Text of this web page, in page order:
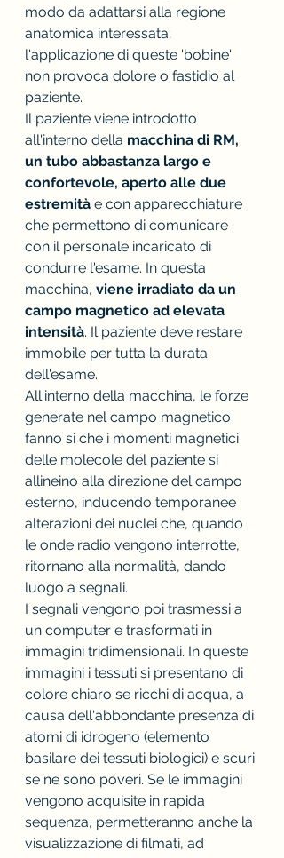
modo da adattarsi alla regione
anatomica interessata;
l'applicazione di queste 'bobine'
non provoca dolore o fastidio al
paziente.
Il paziente viene introdotto
all'interno della macchina di RM,
un tubo abbastanza largo e
confortevole, aperto alle due
estremità e con apparecchiature
che permettono di comunicare
con il personale incaricato di
condurre l'esame. In questa
macchina, viene irradiato da un
campo magnetico ad elevata
intensità. Il paziente deve restare
immobile per tutta la durata
dell'esame.
All'interno della macchina, le forze
generate nel campo magnetico
fanno sì che i momenti magnetici
delle molecole del paziente si
allineino alla direzione del campo
esterno, inducendo temporanee
alterazioni dei nuclei che, quando
le onde radio vengono interrotte,
ritornano alla normalità, dando
luogo a segnali.
I segnali vengono poi trasmessi a
un computer e trasformati in
immagini tridimensionali. In queste
immagini i tessuti si presentano di
colore chiaro se ricchi di acqua, a
causa dell'abbondante presenza di
atomi di idrogeno (elemento
basilare dei tessuti biologici) e scuri
se ne sono poveri. Se le immagini
vengono acquisite in rapida
sequenza, permetteranno anche la
visualizzazione di filmati, ad